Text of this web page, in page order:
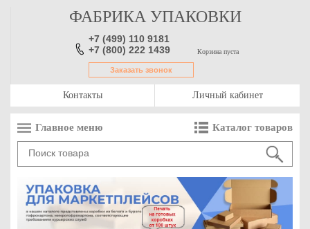
ФАБРИКА УПАКОВКИ
+7 (499) 110 9181
+7 (800) 222 1439
Заказать звонок
Корзина пуста
Контакты Личный кабинет
Главное меню Каталог товаров